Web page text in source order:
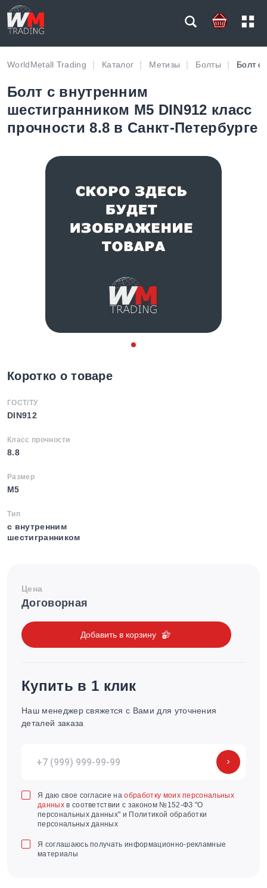
WorldMetall Trading Каталог Метизы Болты Болт с
Болт с внутренним
шестигранником M5 DIN912 класс
прочности 8.8 в Санкт-Петербурге
Коротко о товаре
ГОСТ/ТУ
DIN912
Класс прочности
8.8
Размер
M5
Тип
с внутренним
шестигранником
Цена
Договорная
Добавить в корзину
Купить в 1 клик
Наш менеджер свяжется с Вами для уточнения
деталей заказа
Я даю свое согласие наобработку моих персональных
данныхв соответствии с законом №152-ФЗ "О
персональных данных" и Политикой обработки
персональных данных
Я соглашаюсь получать информационно-рекламные
материалы